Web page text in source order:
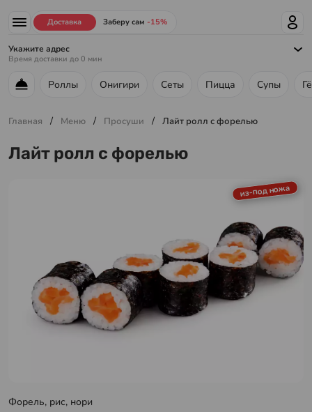
Доставка Заберу сам -15%
Укажите адрес
Время доставки до 0 мин
Меню ресторана
Роллы Онигири Сеты Пицца Супы
Главная / Меню / Просуши / Лайт ролл с форелью
Лайт ролл с форелью
из-под ножа
Форель, рис, нори